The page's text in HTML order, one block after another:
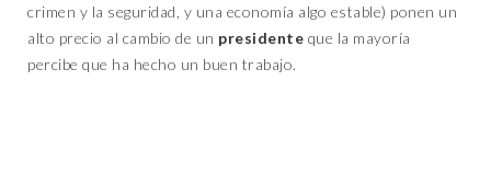
crimen y la seguridad, y una economía algo estable) ponen un
alto precio al cambio de un presidente que la mayoría
percibe que ha hecho un buen trabajo.